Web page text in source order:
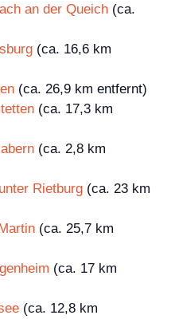
an der Queich (ca.
(ca. 16,6 km
(ca. 26,9 km entfernt)
(ca. 17,3 km
(ca. 2,8 km
Rietburg (ca. 23 km
(ca. 25,7 km
(ca. 17 km
(ca. 12,8 km